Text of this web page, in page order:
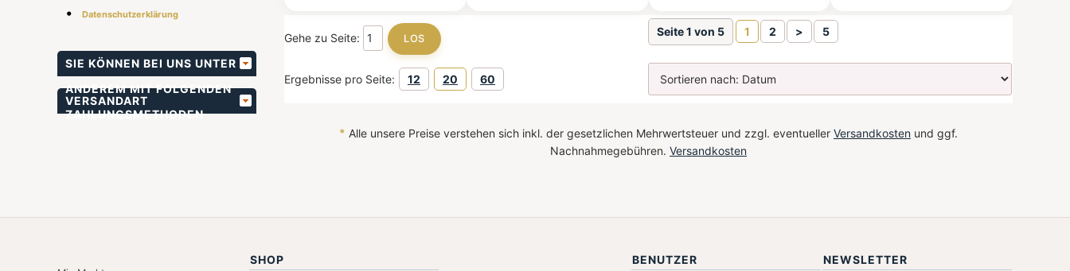
• Datenschutzerklärung
SIE KÖNNEN BEI UNS UNTER
ANDEREM MIT FOLGENDEN
ZAHLUNGSMETHODEN
VERSANDART
Gehe zu Seite: Seite 1 von 5 1 2 > 5
Ergebnisse pro Seite: 12 20 60
* Alle unsere Preise verstehen sich inkl. der gesetzlichen Mehrwertsteuer und zzgl. eventueller Versandkosten und ggf.
Nachnahmegebühren. Versandkosten
SHOP BENUTZER NEWSLETTER